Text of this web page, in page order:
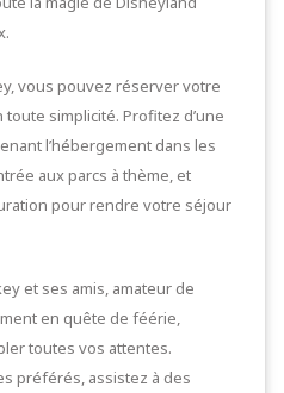
vous pouvez réserver votre
simplicité. Profitez d’une
l’hébergement dans les
aux parcs à thème, et
pour rendre votre séjour
et ses amis, amateur de
en quête de féérie,
toutes vos attentes.
préférés, assistez à des